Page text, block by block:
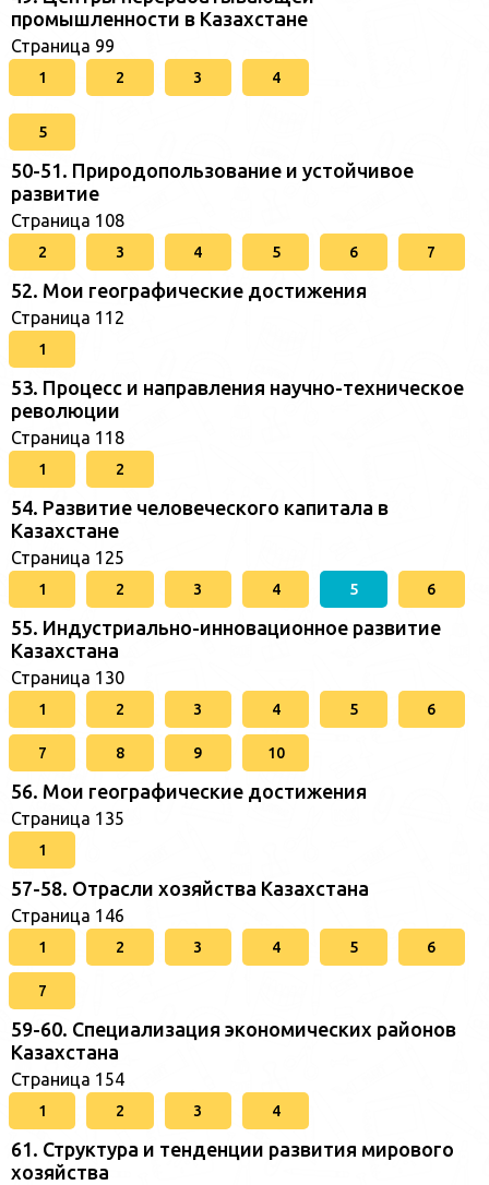
промышленности в Казахстане
Страница 99
1 2 3 4
5
50-51. Природопользование и устойчивое
развитие
Страница 108
2 3 4 5 6 7
52. Мои географические достижения
Страница 112
1
53. Процесс и направления научно-техническое
революции
Страница 118
1 2
54. Развитие человеческого капитала в
Казахстане
Страница 125
1 2 3 4 5 6
55. Индустриально-инновационное развитие
Казахстана
Страница 130
1 2 3 4 5 6
7 8 9 10
56. Мои географические достижения
Страница 135
1
57-58. Отрасли хозяйства Казахстана
Страница 146
1 2 3 4 5 6
7
59-60. Специализация экономических районов
Казахстана
Страница 154
1 2 3 4
61. Структура и тенденции развития мирового
хозяйства